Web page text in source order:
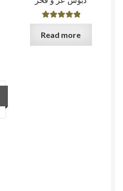
Rated5.00
out of 5
Read more